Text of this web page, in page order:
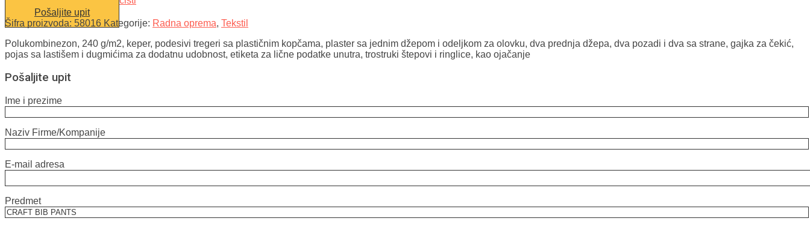
Pošaljite upit
Šifra proizvoda: 58016 Kategorije: Radna oprema, Tekstil
Polukombinezon, 240 g/m2, keper, podesivi tregeri sa plastičnim kopčama, plaster sa jednim džepom i odeljkom za olovku, dva prednja džepa, dva pozadi i dva sa strane, gajka za čekić,
pojas sa lastišem i dugmićima za dodatnu udobnost, etiketa za lične podatke unutra, trostruki štepovi i ringlice, kao ojačanje
Pošaljite upit
Ime i prezime
Naziv Firme/Kompanije
E-mail adresa
Predmet